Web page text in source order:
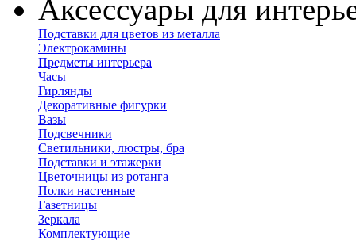
Аксессуары для
Подставки для цветов из металла
Электрокамины
Предметы интерьера
Часы
Гирлянды
Декоративные фигурки
Вазы
Подсвечники
Светильники, люстры, бра
Подставки и этажерки
Цветочницы из ротанга
Полки настенные
Газетницы
Зеркала
Комплектующие